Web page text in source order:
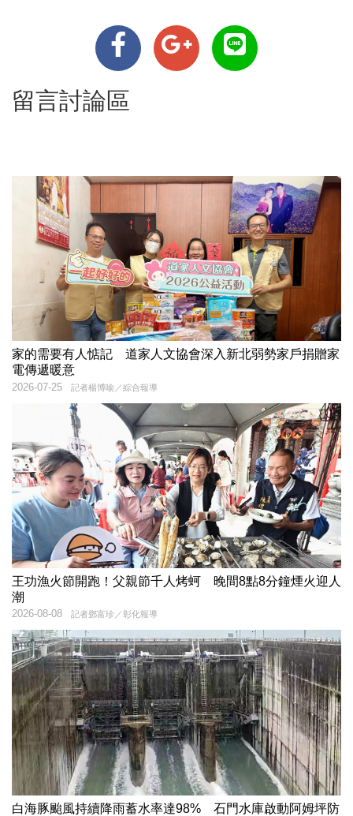
留言討論區
家的需要有人惦記 道家人文協會深入新北弱勢家戶捐贈家
電傳遞暖意
記者楊博喻／綜合報導
2026-07-25
王功漁火節開跑！父親節千人烤蚵 晚間8點8分鐘煙火迎人
潮
記者鄧富珍／彰化報導
2026-08-08
白海豚颱風持續降雨蓄水率達98% 石門水庫啟動阿姆坪防